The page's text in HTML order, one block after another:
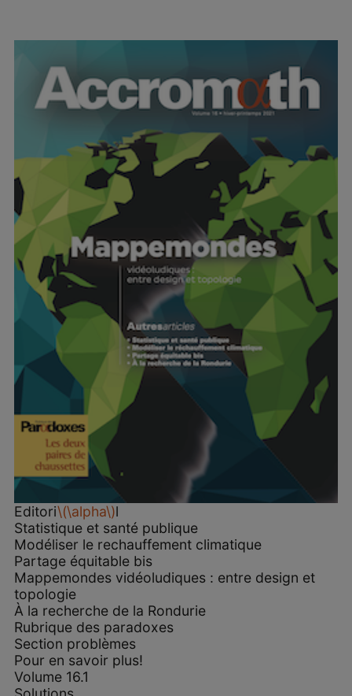
Editori\(\alpha\)l
Statistique et santé publique
Modéliser le rechauffement climatique
Partage équitable bis
Mappemondes vidéoludiques : entre design et
topologie
À la recherche de la Rondurie
Rubrique des paradoxes
Section problèmes
Pour en savoir plus!
Volume 16.1